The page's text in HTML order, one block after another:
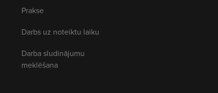
Prakse
Darbs uz noteiktu laiku
Darba sludinājumu
meklēšana